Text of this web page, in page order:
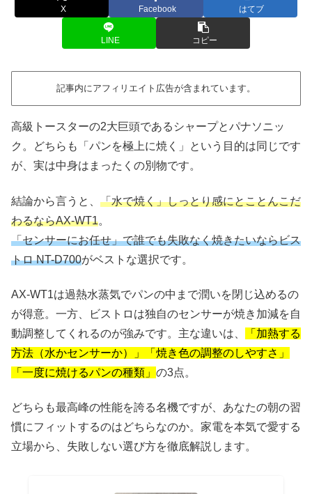
X Facebook はてブ
LINE コピー
記事内にアフィリエイト広告が含まれています。
高級トースターの2大巨頭であるシャープとパナソニッ
ク。どちらも「パンを極上に焼く」という目的は同じです
が、実は中身はまったくの別物です。
結論から言うと、 「水で焼く」しっとり感にとことんこだ
わるならAX-WT1。
「センサーにお任せ」で誰でも失敗なく焼きたいならビス
トロ NT-D700がベストな選択です。
AX-WT1は過熱水蒸気でパンの中まで潤いを閉じ込めるの
が得意。一方、ビストロは独自のセンサーが焼き加減を自
動調整してくれるのが強みです。主な違いは、
「加熱する
方法（水かセンサーか）」「焼き色の調整のしやすさ」
「一度に焼けるパンの種類」 の3点。
どちらも最高峰の性能を誇る名機ですが、あなたの朝の習
慣にフィットするのはどちらなのか。家電を本気で愛する
立場から、失敗しない選び方を徹底解説します。